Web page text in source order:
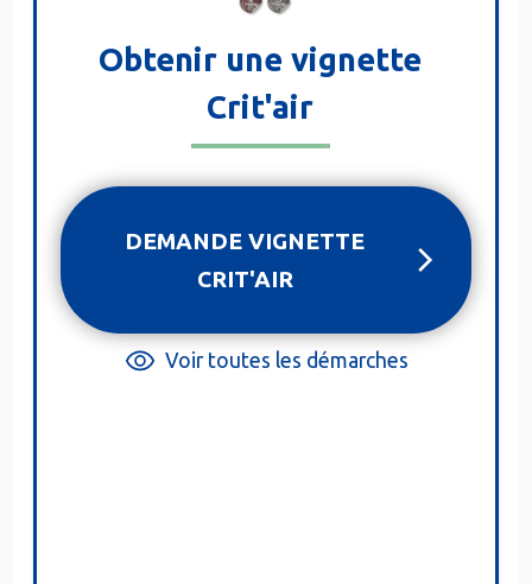
Obtenir une vignette
Crit'air
DEMANDE VIGNETTE
CRIT'AIR
Voir toutes les démarches